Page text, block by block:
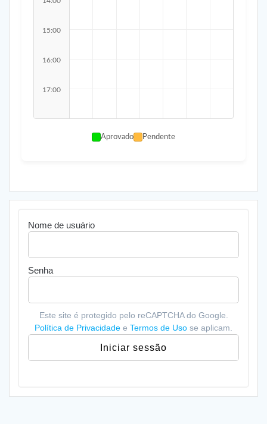
15:00
16:00
17:00
Aprovado Pendente
Nome de usuário
Senha
Este site é protegido pelo reCAPTCHA do Google.
Política de Privacidade e Termos de Uso se aplicam.